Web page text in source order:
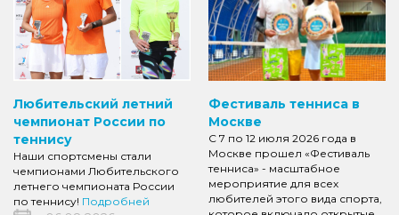
Любительский летний
чемпионат России по
теннису
Наши спортсмены стали
чемпионами Любительского
летнего чемпионата России
по теннису! Подробней
Фестиваль тенниса в
Москве
С 7 по 12 июля 2026 года в
Москве прошел «Фестиваль
тенниса» - масштабное
мероприятие для всех
любителей этого вида спорта,